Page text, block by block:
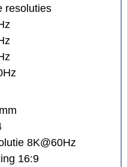
resoluties
8K@60Hz
16:9